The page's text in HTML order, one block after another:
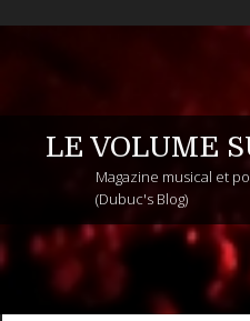
LE VOLUME
Magazine musical et
(Dubuc's Blog)